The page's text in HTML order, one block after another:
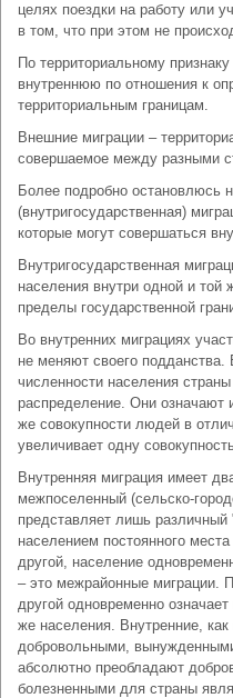
целях поездки на работу или
в том, что при этом не
По территориальному
внутреннюю по отношения к
территориальным границам.
Внешние миграции –
совершаемое между разными
Более подробно остановлюсь
(внутригосударственная)
которые могут совершаться
Внутригосударственная
населения внутри одной и
пределы государственной
Во внутренних миграциях
не меняют своего подданства.
численности населения
распределение. Они означают
же совокупности людей в
увеличивает одну
Внутренняя миграция имеет
межпоселенный (сельско-
представляет лишь
населением постоянного
другой, население
– это межрайонные миграции.
другой одновременно
же населения. Внутренние,
добровольными,
абсолютно преобладают
болезненными для страны